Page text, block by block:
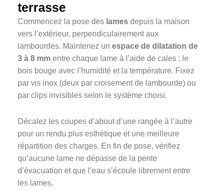
terrasse
Commencez la pose des lames depuis la maison
vers l’extérieur, perpendiculairement aux
lambourdes. Maintenez un espace de dilatation de
3 à 8 mm entre chaque lame à l’aide de cales : le
bois bouge avec l’humidité et la température. Fixez
par vis inox (deux par croisement de lambourde) ou
par clips invisibles selon le système choisi.
Décalez les coupes d’about d’une rangée à l’autre
pour un rendu plus esthétique et une meilleure
répartition des charges. En fin de pose, vérifiez
qu’aucune lame ne dépasse de la pente
d’évacuation et que l’eau s’écoule librement entre
les lames.